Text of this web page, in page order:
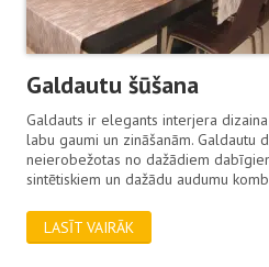
Galdautu šūšana
Galdauts ir elegants interjera
labu gaumi un zināšanām. Galdautu
neierobežotas no dažādiem
sintētiskiem un dažādu audumu
LASĪT VAIRĀK